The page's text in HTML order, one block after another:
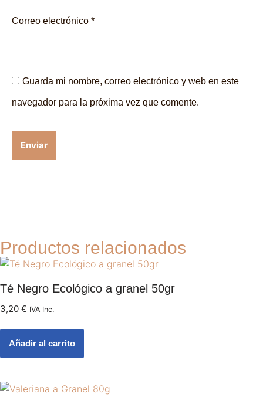
Correo electrónico *
Guarda mi nombre, correo electrónico y web en este
navegador para la próxima vez que comente.
Productos relacionados
Té Negro Ecológico a granel 50gr
3,20 € IVA Inc.
Añadir al carrito